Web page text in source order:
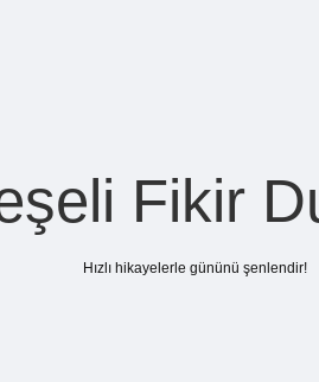
Fikir
Hızlı hikayelerle gününü şenlendir!